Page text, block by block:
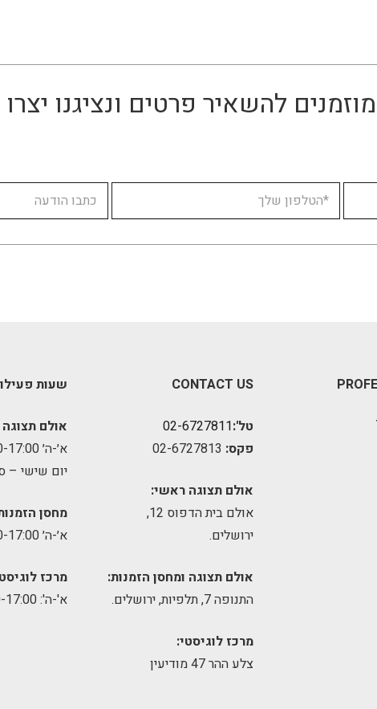
להשאיר פרטים ונציגנו
CONTACT US
טל':02-6727811
פקס:
אולם תצוגה ראשי:
אולם בית הדפוס 12,
ירושלים.
אולם תצוגה ומחסן הזמנות:
התנופה 7, תלפיות, ירושלים.
מרכז לוגיסטי:
צלע ההר 47 מודיעין
שעות
אולם
א׳-ה׳ 09:00-17:00
יום שישי –
מחסן
א׳-ה׳ 09:00-17:00
מרכז
א'-ה': 8:00-17:00